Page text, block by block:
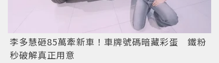
李多慧砸85萬牽新車！車牌號碼暗藏彩蛋 鐵粉
秒破解真正用意